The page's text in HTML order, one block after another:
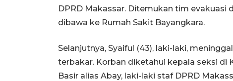
DPRD Makassar. Ditemukan tim
dibawa ke Rumah Sakit Bayangkara.
Selanjutnya, Syaiful (43), laki-laki,
terbakar. Korban diketahui kepala seksi di
Basir alias Abay, laki-laki staf DPRD